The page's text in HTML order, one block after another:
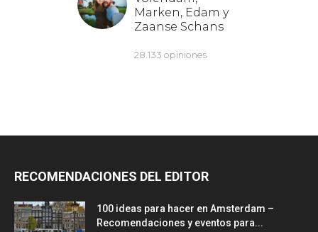
RECOMENDACIONES DEL EDITOR
100 ideas para hacer en Amsterdam –
Recomendaciones y eventos para...